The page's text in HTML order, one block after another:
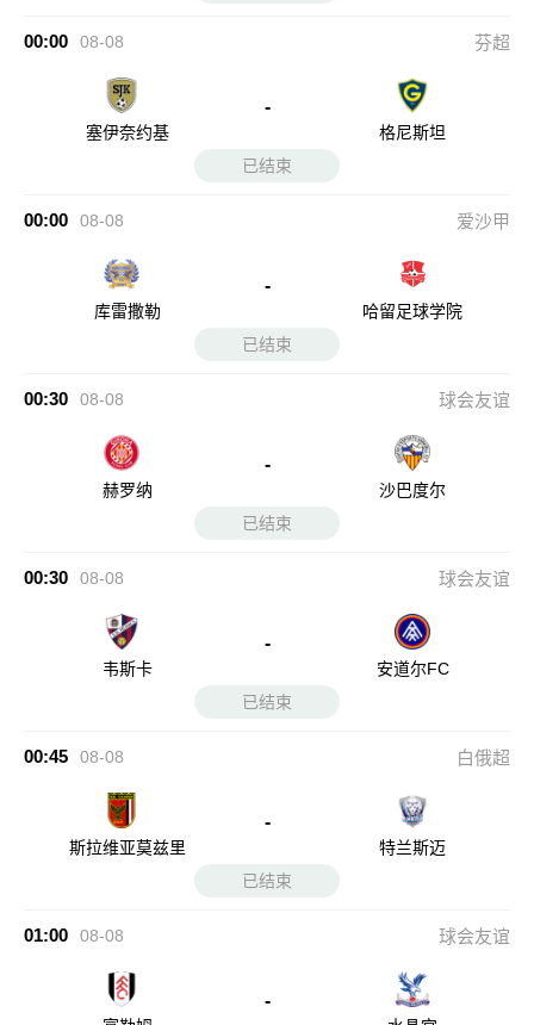
00:00 08-08 芬超
塞伊奈约基
-
格尼斯坦
已结束
00:00 08-08 爱沙甲
库雷撒勒
-
哈留足球学院
已结束
00:30 08-08 球会友谊
赫罗纳
-
沙巴度尔
已结束
00:30 08-08 球会友谊
韦斯卡
-
安道尔FC
已结束
00:45 08-08 白俄超
斯拉维亚莫兹里
-
特兰斯迈
已结束
01:00 08-08 球会友谊
-